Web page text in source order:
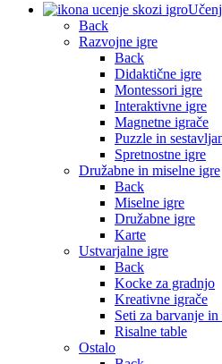
Back
Razvojne igre
Back
Didaktične igre
Montessori igre
Interaktivne igre
Magnetne igrače
Puzzle in
Spretnostne igre
Družabne in miselne igre
Back
Miselne igre
Družabne igre
Karte
Ustvarjalne igre
Back
Kocke za gradnjo
Kreativne igrače
Seti za barvanje in
Risalne table
Ostalo